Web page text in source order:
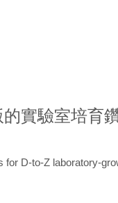
的實驗室培育
D-to-Z laboratory-